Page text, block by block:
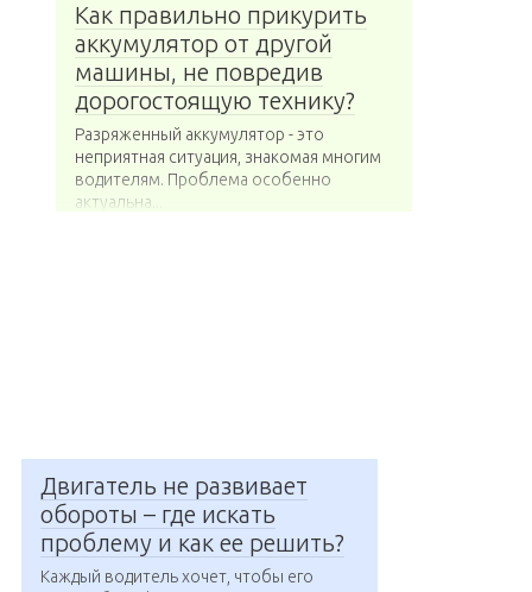
Как правильно прикурить
аккумулятор от другой
машины, не повредив
дорогостоящую технику?
Разряженный аккумулятор - это
неприятная ситуация, знакомая многим
водителям. Проблема особенно
актуальна...
Двигатель не развивает
обороты – где искать
проблему и как ее решить?
Каждый водитель хочет, чтобы его